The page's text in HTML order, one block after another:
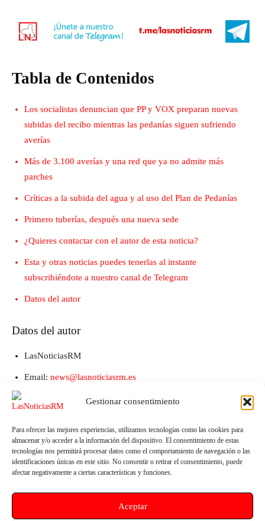
Gestionar consentimiento
Para ofrecer las mejores experiencias, utilizamos tecnologías como las cookies para
almacenar y/o acceder a la información del dispositivo. El consentimiento de estas
tecnologías nos permitirá procesar datos como el comportamiento de navegación o las
identificaciones únicas en este sitio. No consentir o retirar el consentimiento, puede
afectar negativamente a ciertas características y funciones.
Aceptar
Tabla de Contenidos
Los socialistas denuncian que PP y VOX preparan nuevas
subidas del recibo mientras las pedanías siguen sufriendo
averías
Más de 3.100 averías y una red que ya no admite más
parches
Críticas a la subida del agua y al uso del Plan de Pedanías
Primero tuberías, después una nueva sede
¿Quieres contactar con el autor de esta noticia?
Esta y otras noticias puedes tenerlas al instante
subscribiéndote a nuestro canal de Telegram
Datos del autor
Datos del autor
LasNoticiasRM
Email: news@lasnoticiasrm.es
Teléfono y Whatsapp: 641387053